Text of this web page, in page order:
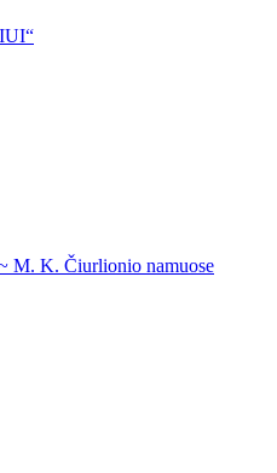
K. Čiurlionio namuose